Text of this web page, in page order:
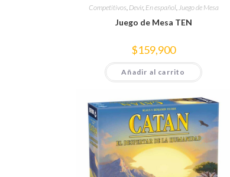
Competitivos Devir, En español, Juego de Mesa
Juego de Mesa TEN
$159,900
Añadir al carrito